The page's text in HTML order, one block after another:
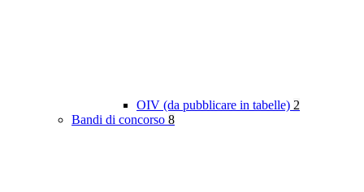
OIV (da pubblicare in tabelle) 2
Bandi di concorso 8